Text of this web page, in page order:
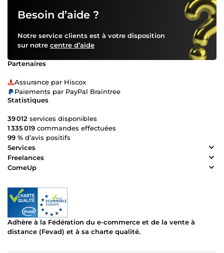
Besoin d’aide ?
Notre service clients est à votre disposition
sur notre centre d’aide
Partenaires
Assurance par Hiscox
Paiements par PayPal Braintree
Statistiques
39 012 services disponibles
1 335 019 commandes effectuées
99 % d’avis positifs
Services
Freelances
ComeUp
Adhère à la Fédération du e-commerce et de la vente à
distance (Fevad) et à sa charte qualité.